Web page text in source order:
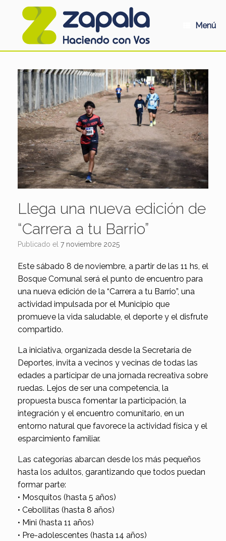
Menú
Llega una nueva edición de
“Carrera a tu Barrio”
Publicado el 7 noviembre 2025
Este sábado 8 de noviembre, a partir de las 11 hs, el
Bosque Comunal será el punto de encuentro para
una nueva edición de la “Carrera a tu Barrio”, una
actividad impulsada por el Municipio que
promueve la vida saludable, el deporte y el disfrute
compartido.
La iniciativa, organizada desde la Secretaría de
Deportes, invita a vecinos y vecinas de todas las
edades a participar de una jornada recreativa sobre
ruedas. Lejos de ser una competencia, la
propuesta busca fomentar la participación, la
integración y el encuentro comunitario, en un
entorno natural que favorece la actividad física y el
esparcimiento familiar.
Las categorías abarcan desde los más pequeños
hasta los adultos, garantizando que todos puedan
formar parte:
• Mosquitos (hasta 5 años)
• Cebollitas (hasta 8 años)
• Mini (hasta 11 años)
• Pre-adolescentes (hasta 14 años)